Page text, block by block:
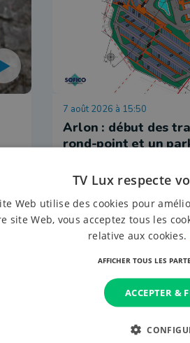
7 août 2026 à 15:50
Arlon : début des
rond-point et un
TV Lux respecte
Web utilise des cookies pour
site Web, vous acceptez tous les
relative aux cookies.
AFFICHER TOUS LES
ACCEPTER &